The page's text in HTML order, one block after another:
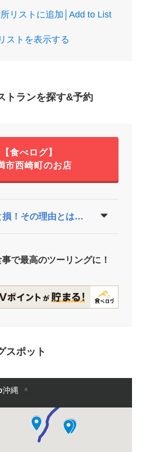
リストに追加│Add to List
リストを表示する
トランを探す&予約
【食べログ】
市西崎町のお店
損！その理由とは…
で最高のツーリングに！
スポット